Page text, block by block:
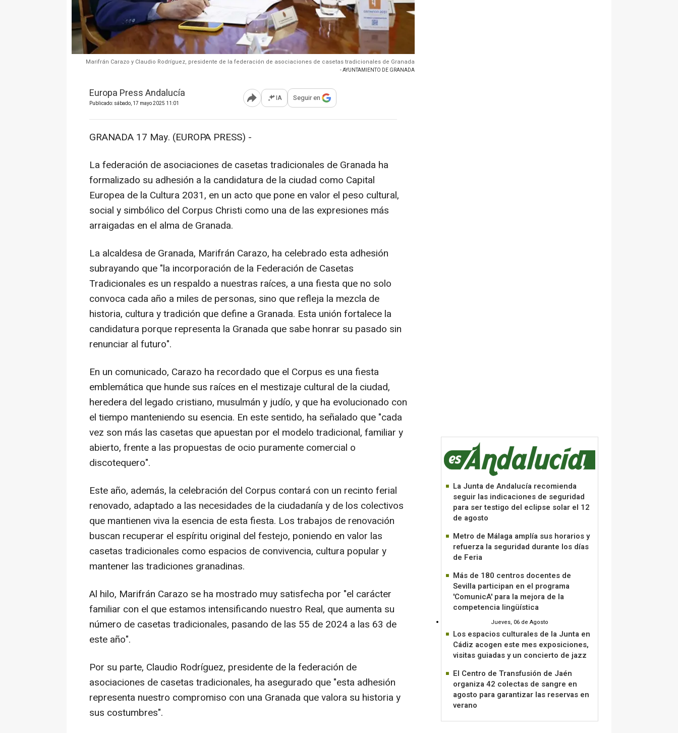
Marifrán Carazo y Claudio Rodríguez, presidente de la federación de asociaciones de casetas tradicionales de Granada
- AYUNTAMIENTO DE GRANADA
Europa Press Andalucía
Publicado: sábado, 17 mayo 2025 11:01 Abrir opciones para compartir
IA Seguir en
GRANADA 17 May. (EUROPA PRESS) -
La federación de asociaciones de casetas tradicionales de Granada ha
formalizado su adhesión a la candidatura de la ciudad como Capital
Europea de la Cultura 2031, en un acto que pone en valor el peso cultural,
social y simbólico del Corpus Christi como una de las expresiones más
arraigadas en el alma de Granada.
La alcaldesa de Granada, Marifrán Carazo, ha celebrado esta adhesión
subrayando que "la incorporación de la Federación de Casetas
Tradicionales es un respaldo a nuestras raíces, a una fiesta que no solo
convoca cada año a miles de personas, sino que refleja la mezcla de
historia, cultura y tradición que define a Granada. Esta unión fortalece la
candidatura porque representa la Granada que sabe honrar su pasado sin
renunciar al futuro".
En un comunicado, Carazo ha recordado que el Corpus es una fiesta
emblemática que hunde sus raíces en el mestizaje cultural de la ciudad,
heredera del legado cristiano, musulmán y judío, y que ha evolucionado con
el tiempo manteniendo su esencia. En este sentido, ha señalado que "cada
vez son más las casetas que apuestan por el modelo tradicional, familiar y
abierto, frente a las propuestas de ocio puramente comercial o
discotequero".
Este año, además, la celebración del Corpus contará con un recinto ferial
renovado, adaptado a las necesidades de la ciudadanía y de los colectivos
que mantienen viva la esencia de esta fiesta. Los trabajos de renovación
buscan recuperar el espíritu original del festejo, poniendo en valor las
casetas tradicionales como espacios de convivencia, cultura popular y
mantener las tradiciones granadinas.
Al hilo, Marifrán Carazo se ha mostrado muy satisfecha por "el carácter
familiar con el que estamos intensificando nuestro Real, que aumenta su
número de casetas tradicionales, pasando de las 55 de 2024 a las 63 de
este año".
Por su parte, Claudio Rodríguez, presidente de la federación de
asociaciones de casetas tradicionales, ha asegurado que "esta adhesión
representa nuestro compromiso con una Granada que valora su historia y
sus costumbres".
La Junta de Andalucía recomienda
seguir las indicaciones de seguridad
para ser testigo del eclipse solar el 12
de agosto
Metro de Málaga amplía sus horarios y
refuerza la seguridad durante los días
de Feria
Más de 180 centros docentes de
Sevilla participan en el programa
'ComunicA' para la mejora de la
competencia lingüística
Jueves, 06 de Agosto
Los espacios culturales de la Junta en
Cádiz acogen este mes exposiciones,
visitas guiadas y un concierto de jazz
El Centro de Transfusión de Jaén
organiza 42 colectas de sangre en
agosto para garantizar las reservas en
verano